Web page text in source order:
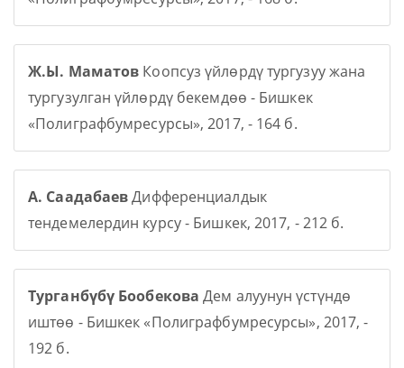
Ж.Ы. Маматов Коопсуз үйлөрдү тургузуу жана
тургузулган үйлөрдү бекемдөө - Бишкек
«Полиграфбумресурсы», 2017, - 164 б.
А. СаадабаевДифференциалдык
тендемелердин курсу - Бишкек, 2017, - 212 б.
Турганбүбү Бообекова Дем алуунун үстүндө
иштөө - Бишкек «Полиграфбумресурсы», 2017, -
192 б.